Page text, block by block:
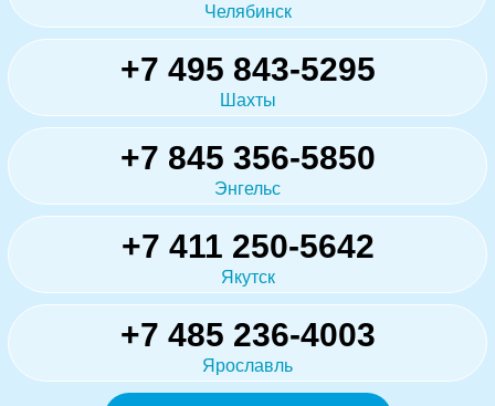
Челябинск
+7 495 843-5295
Шахты
+7 845 356-5850
Энгельс
+7 411 250-5642
Якутск
+7 485 236-4003
Ярославль